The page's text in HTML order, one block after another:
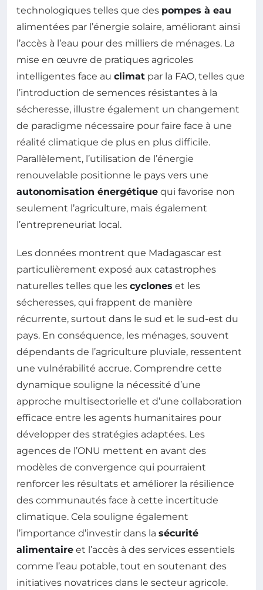
technologiques telles que des pompes à eau
alimentées par l’énergie solaire, améliorant ainsi
l’accès à l’eau pour des milliers de ménages. La
mise en œuvre de pratiques agricoles
intelligentes face au climat par la FAO, telles que
l’introduction de semences résistantes à la
sécheresse, illustre également un changement
de paradigme nécessaire pour faire face à une
réalité climatique de plus en plus difficile.
Parallèlement, l’utilisation de l’énergie
renouvelable positionne le pays vers une
autonomisation énergétique qui favorise non
seulement l’agriculture, mais également
l’entrepreneuriat local.
Les données montrent que Madagascar est
particulièrement exposé aux catastrophes
naturelles telles que les cyclones et les
sécheresses, qui frappent de manière
récurrente, surtout dans le sud et le sud-est du
pays. En conséquence, les ménages, souvent
dépendants de l’agriculture pluviale, ressentent
une vulnérabilité accrue. Comprendre cette
dynamique souligne la nécessité d’une
approche multisectorielle et d’une collaboration
efficace entre les agents humanitaires pour
développer des stratégies adaptées. Les
agences de l’ONU mettent en avant des
modèles de convergence qui pourraient
renforcer les résultats et améliorer la résilience
des communautés face à cette incertitude
climatique. Cela souligne également
l’importance d’investir dans la sécurité
alimentaire et l’accès à des services essentiels
comme l’eau potable, tout en soutenant des
initiatives novatrices dans le secteur agricole.